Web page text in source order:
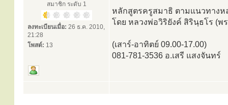
สมาชิก ระดับ 1
ลงทะเบียนเมื่อ: 26 ธ.ค. 2010,
21:28
โพสต์: 13
หลักสูตรครูสมาธิ ตามแนวทางห
โดย หลวงพ่อวิริยังค์ สิรินฺธโร (
(เสาร์-อาทิตย์ 09.00-17.00)
081-781-3536 อ.เสรี แสงจันทร์